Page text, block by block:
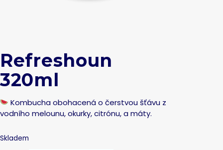
Refreshoun
320ml
Kombuchaobohacená o čerstvou šťávu z
vodního melounu, okurky, citrónu,a máty.
Skladem